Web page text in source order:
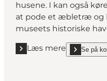
husene. I kan også
at pode et æbletræ og
museets historiske
Læs mere
Læs mere Se på
show